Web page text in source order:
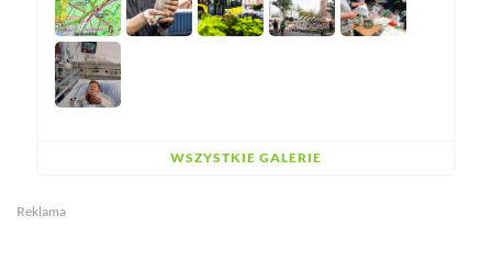
WSZYSTKIE GALERIE
Reklama